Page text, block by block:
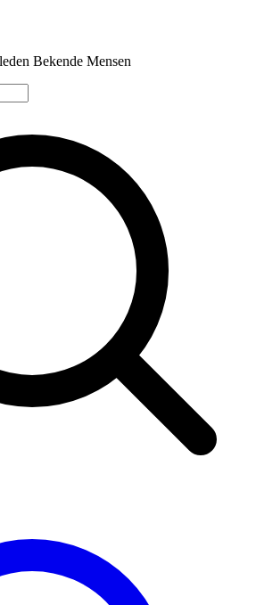
Bekende Mensen